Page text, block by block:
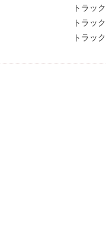
トラッ
トラッ
トラッ